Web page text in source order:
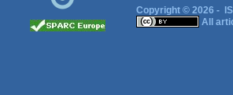
Copyright © 2026 -
All